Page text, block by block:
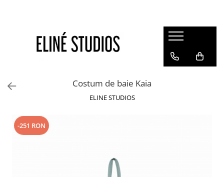
Best Sellers
Rochii
Pantaloni
Fuste
Costum de baie Kaia
ELINE STUDIOS
-251 RON